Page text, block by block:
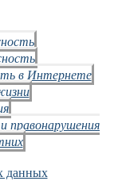
в Интернете
правонарушения
данных